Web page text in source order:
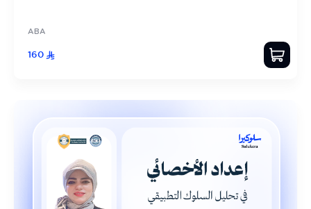
ABA
160